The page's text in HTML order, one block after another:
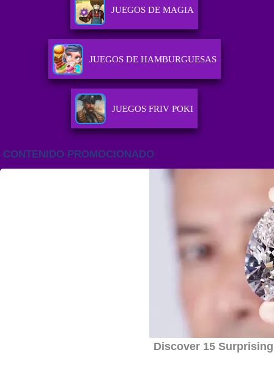
JUEGOS DE MAGIA
JUEGOS DE HAMBURGUESAS
JUEGOS FRIV POKI